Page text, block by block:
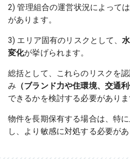
2) 管理組合の運営状況によっては
があります。
3) エリア固有のリスクとして、
変化が挙げられます。
総括として、これらのリスクを
み （ブランド力や住環境、交通利
できるかを検討する必要がありま
物件を長期保有する場合は、特
し、より敏感に対処する必要があ